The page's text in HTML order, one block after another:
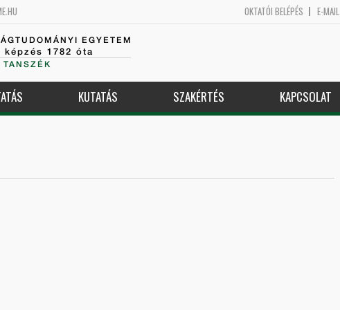
OKTATÓI BELÉPÉS E-MAIL
EGYETEM
1782 óta
KUTATÁS SZAKÉRTÉS KAPCSOLAT